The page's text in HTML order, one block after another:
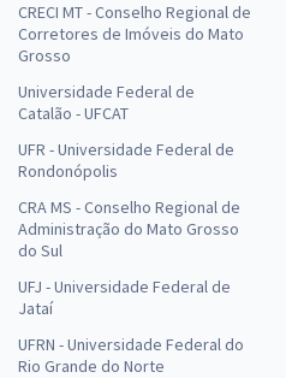
CRECI MT - Conselho Regional de
Corretores de Imóveis do Mato
Grosso
Universidade Federal de
Catalão - UFCAT
UFR - Universidade Federal de
Rondonópolis
CRA MS - Conselho Regional de
Administração do Mato Grosso
do Sul
UFJ - Universidade Federal de
Jataí
UFRN - Universidade Federal do
Rio Grande do Norte